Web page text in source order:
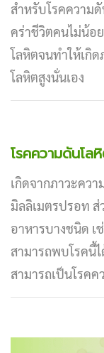
สำหรับโรคความ
คร่าชีวิตคนไม่น้อ
โลหิตจนทำให้เกิ
โลหิตสูงนั่นเอง
โรคความดันโล
เกิดจากภาวะคว
มิลลิเมตรปรอท ส่
อาหารบางชนิด เ
สามารถพบโรคนี้
สามารถเป็นโรค